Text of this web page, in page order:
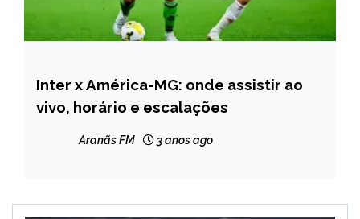
ESPORTES
NOTÍCIAS
Inter x América-MG: onde assistir ao
vivo, horário e escalações
Aranãs FM 3 anos ago